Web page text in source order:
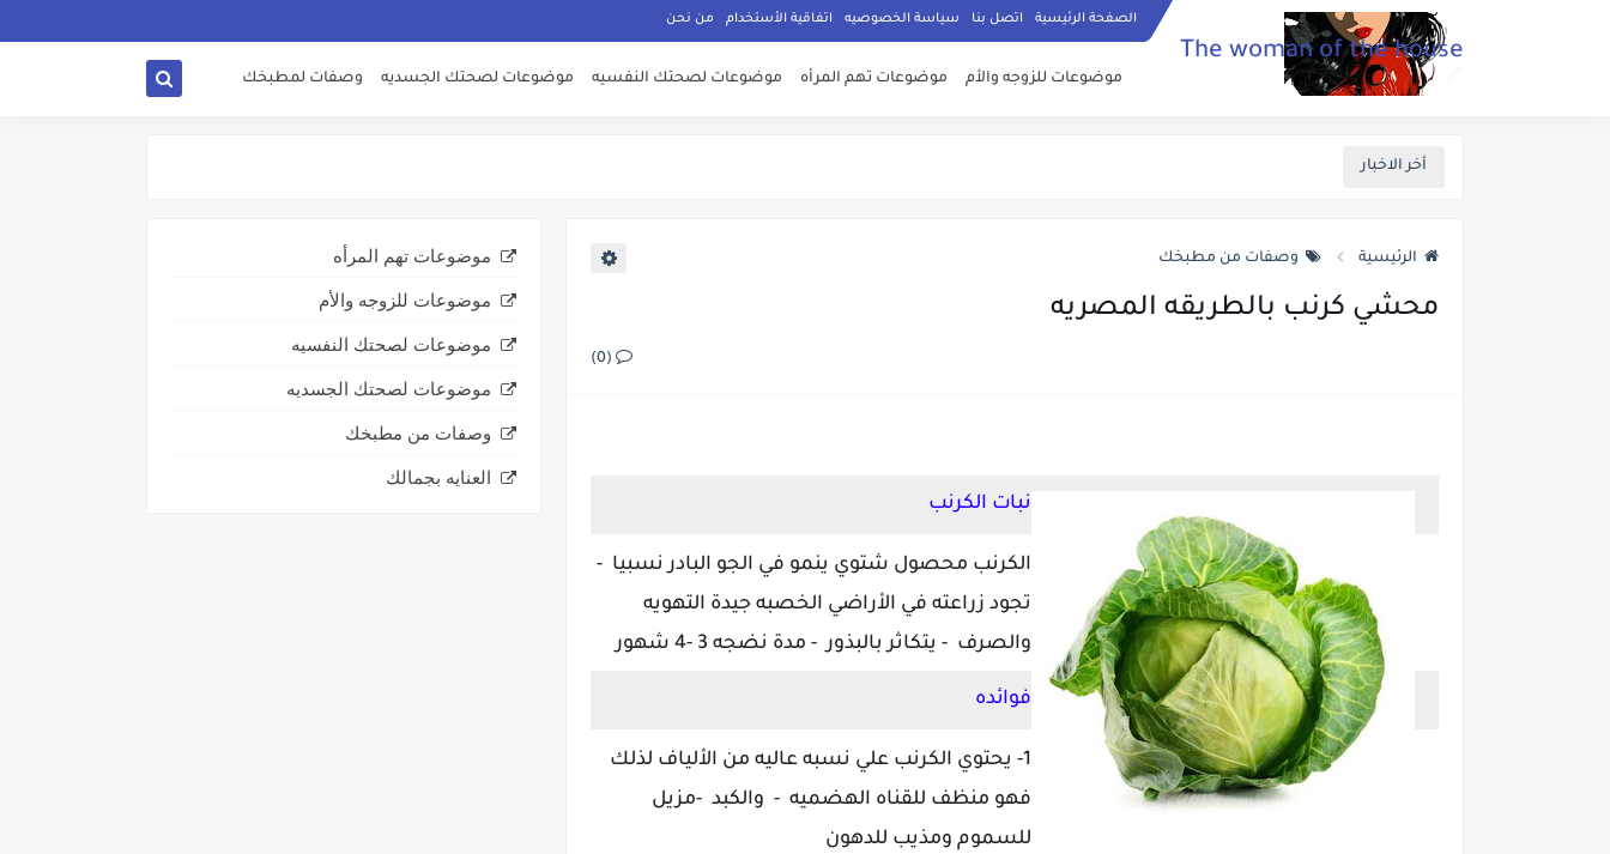
الصفحة الرئيسية اتصل بنا سياسة الخصوصيه اتفاقية الأستخدام من نحن
The woman of the house
موضوعات للزوجه والأم موضوعات تهم المرأه موضوعات لصحتك النفسيه موضوعات لصحتك الجسديه وصفات لمطبخك
أخر الاخبار
الرئيسية وصفات من مطبخك
محشي كرنب بالطريقه المصريه
(0)
نبات الكرنب
الكرنب محصول شتوي ينمو في الجو البادر نسبيا -
تجود زراعته في الأراضي الخصبه جيدة التهويه
والصرف - يتكاثر بالبذور - مدة نضجه 3 -4 شهور
فوائده
1- يحتوي الكرنب علي نسبه عاليه من الألياف لذلك
فهو منظف للقناه الهضميه - والكبد -مزيل
للسموم ومذيب للدهون
موضوعات تهم المرأه
موضوعات للزوجه والأم
موضوعات لصحتك النفسيه
موضوعات لصحتك الجسديه
وصفات من مطبخك
العنايه بجمالك